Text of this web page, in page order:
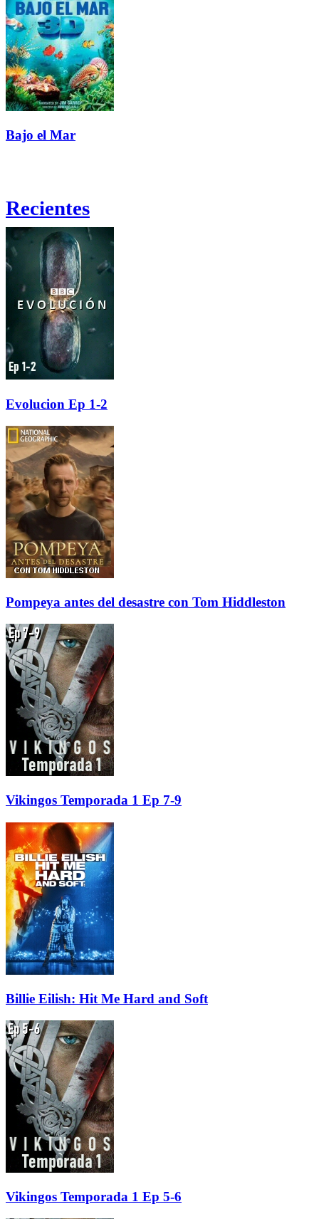
Bajo el Mar
Recientes
Evolucion Ep 1-2
Pompeya antes del desastre con Tom Hiddleston
Vikingos Temporada 1 Ep 7-9
Billie Eilish: Hit Me Hard and Soft
Vikingos Temporada 1 Ep 5-6